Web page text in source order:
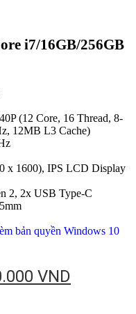
i7/16GB/256GB
(12 Core, 16 Thread, 8-
12MB L3 Cache)
x 1600), IPS LCD Display
2, 2x USB Type-C
bản quyền Windows 10
VND